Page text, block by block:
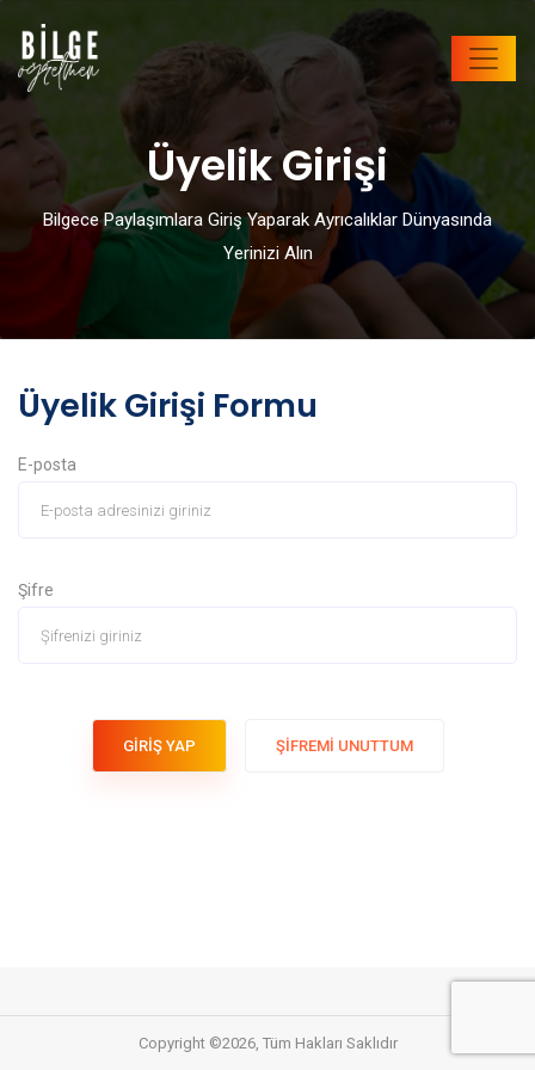
Üyelik Girişi
Bilgece Paylaşımlara Giriş Yaparak Ayrıcalıklar Dünyasında
Yerinizi Alın
Üyelik Girişi Formu
E-posta
Şifre
GİRİŞ YAP ŞİFREMİ UNUTTUM
Copyright ©2026, Tüm Hakları Saklıdır